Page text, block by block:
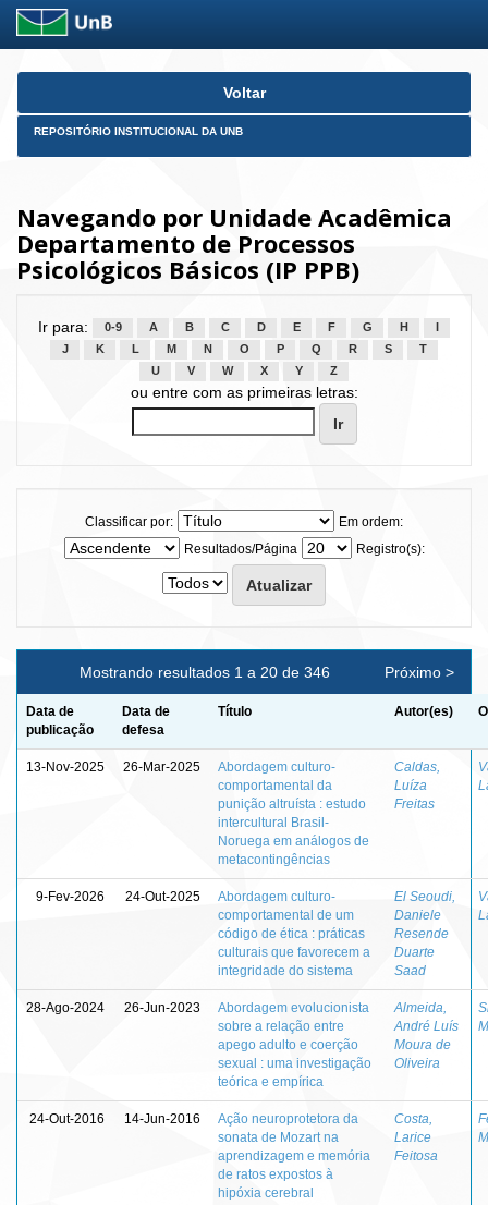
Skip
Voltar
REPOSITÓRIO INSTITUCIONAL DA UNB
Navegando por Unidade Acadêmica
Departamento de Processos
Psicológicos Básicos (IP PPB)
Ir para: 0-9 A B C D E F G H
J
K L M N O P Q R S
T
U
V W X Y Z
ou entre com as primeiras letras:
Classificar por:
Em ordem:
Resultados/Página
Registro(s):
Mostrando resultados 1 a 20 de 346 Próximo >
Data de
publicação
Data de
defesa
Título Autor(es)
13-Nov-2025 26-Mar-2025
Abordagem culturo-
comportamental da
punição altruísta : estudo
intercultural Brasil-
Noruega em análogos de
metacontingências
Caldas,
Luíza
Freitas
9-Fev-2026 24-Out-2025
Abordagem culturo-
comportamental de um
código de ética : práticas
culturais que favorecem a
integridade do sistema
El Seoudi,
Daniele
Resende
Duarte
Saad
28-Ago-2024 26-Jun-2023
Abordagem evolucionista
sobre a relação entre
apego adulto e coerção
sexual : uma investigação
teórica e empírica
Almeida,
André Luís
Moura de
Oliveira
24-Out-2016 14-Jun-2016
Ação neuroprotetora da
sonata de Mozart na
aprendizagem e memória
de ratos expostos à
hipóxia cerebral
Costa,
Larice
Feitosa